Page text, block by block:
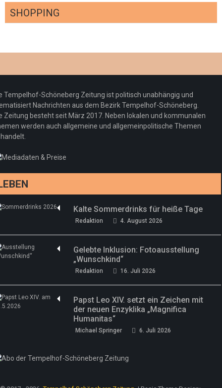
SHOPPING
Redaktion 23. Juli 2026
Pepe Jeans London mit Summer Sale und
neuer Kollektion
Redaktion 19. Juli 2026
Woher kommt der Honig? – Neue EU-
Regeln gelten 14. Juni
drei neue Specials zur Fußball-WM
Tempelhof-Schöneberg Zeitung ist politisch unabhängig und
Nachrichten aus dem Bezirk Tempelhof-Schöneberg.
Zeitung besteht seit März 2017. Neben lokalen und kommunalen
werden auch allgemeine und allgemeinpolitische Themen
Kalte Sommerdrinks für heiße Tage
Redaktion 4. August 2026
Gelebte Inklusion: Fotoausstellung
„Wunschkind“
Redaktion 16. Juli 2026
Papst Leo XIV. setzt ein Zeichen mit
der neuen Enzyklika „Magnifica
Humanitas“
Michael Springer 6. Juli 2026